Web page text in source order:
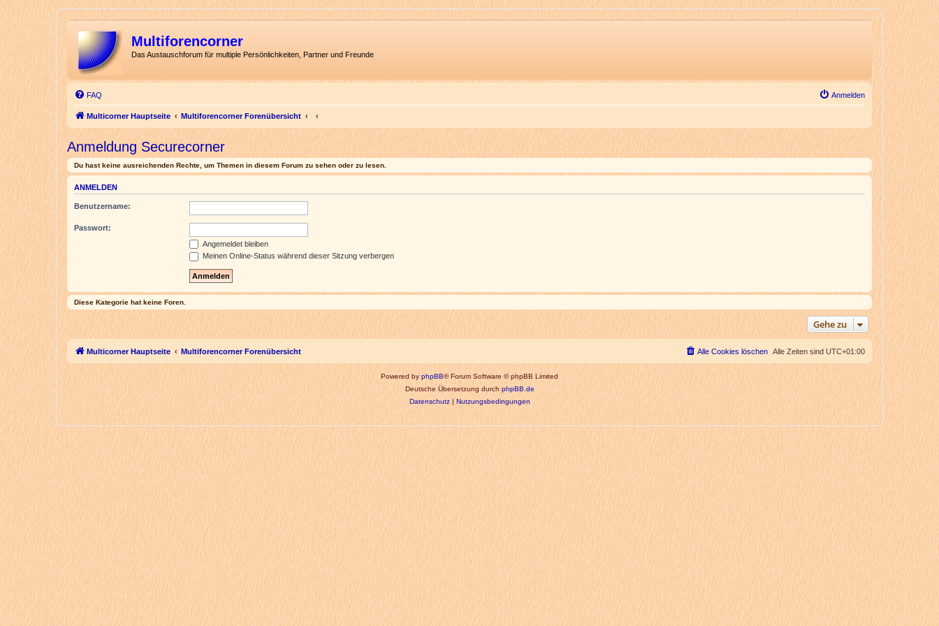
Multiforencorner
Das Austauschforum für multiple Persönlichkeiten, Partner und Freunde
FAQ Anmelden
Multicorner Hauptseite Multiforencorner Forenübersicht
Anmeldung Securecorner
Du hast keine ausreichenden Rechte, um Themen in diesem Forum zu sehen oder zu lesen.
ANMELDEN
Benutzername:
Passwort:
Angemeldet bleiben
Meinen Online-Status während dieser Sitzung verbergen
Diese Kategorie hat keine Foren.
Gehe zu
Multicorner Hauptseite Multiforencorner Forenübersicht Alle Zeiten sind UTC+01:00
Alle Cookies löschen
Powered byphpBB® Forum Software © phpBB Limited
Deutsche Übersetzung durchphpBB.de
Datenschutz|Nutzungsbedingungen